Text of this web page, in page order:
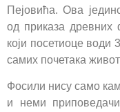
Пејовића. Ова
од приказа
који посетиоце води
самих почетака
Фосили нису само
и неми